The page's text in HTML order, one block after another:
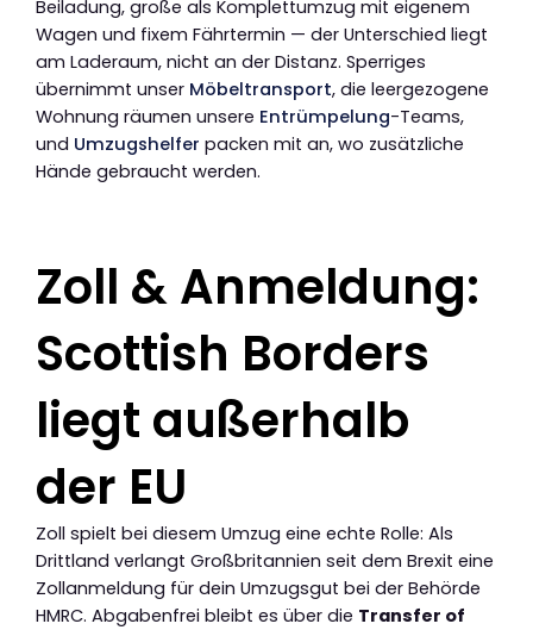
Beiladung, große als Komplettumzug mit eigenem
Wagen und fixem Fährtermin — der Unterschied liegt
am Laderaum, nicht an der Distanz. Sperriges
übernimmt unser Möbeltransport, die leergezogene
Wohnung räumen unsere Entrümpelung-Teams,
und Umzugshelfer packen mit an, wo zusätzliche
Hände gebraucht werden.
Zoll & Anmeldung:
Scottish Borders
liegt außerhalb
der EU
Zoll spielt bei diesem Umzug eine echte Rolle: Als
Drittland verlangt Großbritannien seit dem Brexit eine
Zollanmeldung für dein Umzugsgut bei der Behörde
HMRC. Abgabenfrei bleibt es über die Transfer of